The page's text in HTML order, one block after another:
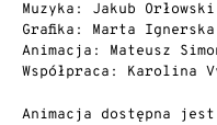
Muzyka: Jakub Orłowski
Grafika: Marta Ignerska
Animacja: Mateusz
Współpraca: Karolina
Animacja dostępna